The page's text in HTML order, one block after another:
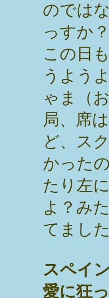
のでは
っすか？
この日
うよう
ゃま（
局、席
ど、ス
かった
たり左
よ？み
てました
スペイ
愛に狂